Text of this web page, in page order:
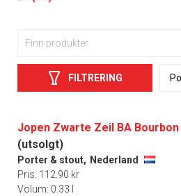
FILTRERING
Jopen Zwarte Zeil BA Bourbon
(utsolgt)
Porter & stout, Nederland
Pris: 112.90 kr
Volum: 0.33 l